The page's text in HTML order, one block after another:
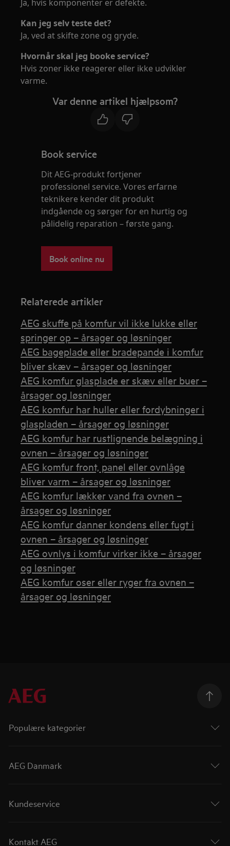
Ja, hvis komponenter er defekte.
Kan jeg selv teste det?
Ja, ved at skifte zone og gryde.
Hvornår skal jeg booke service?
Hvis zoner ikke reagerer eller ikke udvikler
varme.
Var denne artikel hjælpsom?
Book service
Dit AEG-produkt fortjener
professionel service. Vores erfarne
teknikere kender dit produkt
indgående og sørger for en hurtig og
pålidelig reparation – første gang.
Book online nu
Relaterede artikler
AEG skuffe på komfur vil ikke lukke eller
springer op – årsager og løsninger
AEG bageplade eller bradepande i komfur
bliver skæv – årsager og løsninger
AEG komfur glasplade er skæv eller buer –
årsager og løsninger
AEG komfur har huller eller fordybninger i
glaspladen – årsager og løsninger
AEG komfur har rustlignende belægning i
ovnen – årsager og løsninger
AEG komfur front, panel eller ovnlåge
bliver varm – årsager og løsninger
AEG komfur lækker vand fra ovnen –
årsager og løsninger
AEG komfur danner kondens eller fugt i
ovnen – årsager og løsninger
AEG ovnlys i komfur virker ikke – årsager
og løsninger
AEG komfur oser eller ryger fra ovnen –
årsager og løsninger
Populære kategorier
AEG Danmark
Kundeservice
Kontakt AEG